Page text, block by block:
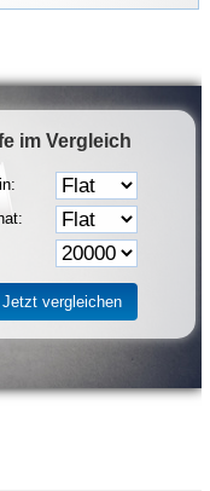
im Vergleich